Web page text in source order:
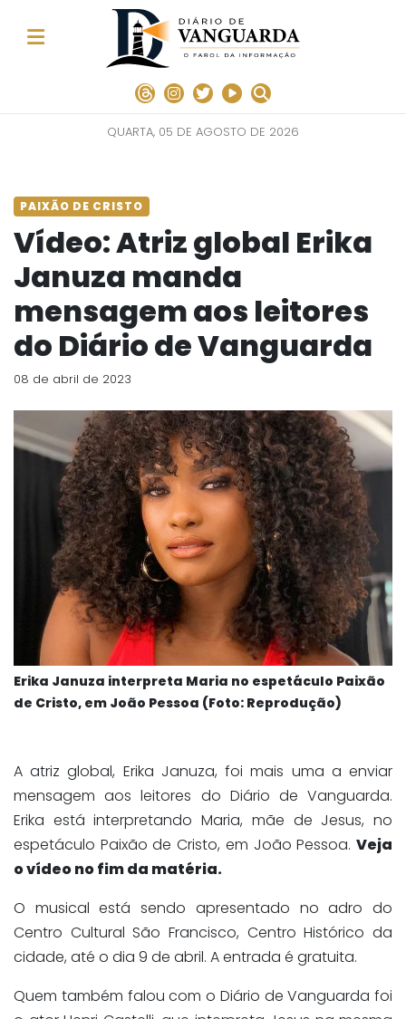
QUARTA, 05 DE AGOSTO DE 2026
PAIXÃO DE CRISTO
Vídeo: Atriz global Erika
Januza manda
mensagem aos leitores
do Diário de Vanguarda
08 de abril de 2023
Erika Januza interpreta Maria no espetáculo Paixão
de Cristo, em João Pessoa (Foto: Reprodução)
A atriz global, Erika Januza, foi mais uma a enviar
mensagem aos leitores do Diário de Vanguarda.
Erika está interpretando Maria, mãe de Jesus, no
espetáculo Paixão de Cristo, em João Pessoa. Veja
o vídeo no fim da matéria.
O musical está sendo apresentado no adro do
Centro Cultural São Francisco, Centro Histórico da
cidade, até o dia 9 de abril. A entrada é gratuita.
Quem também falou com o Diário de Vanguarda foi